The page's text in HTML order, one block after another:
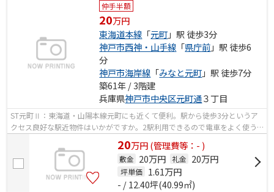
仲手半額
20万円
東海道本線 「元町」駅 徒歩3分
神戸市西神・山手線 「県庁前」駅 徒歩6
分
神戸市海岸線 「みなと元町」駅 徒歩7分
築61年 / 3階建
兵庫県神戸市中央区元町通３丁目
ST元町Ⅱ：東海道・山陽本線元町にも近くて便利。駅から徒歩3分というア
クセス良好な駅近物件はいかがですか。2駅利用できるので電車をよく使う
20万円(管理費等：- )
敷金 20万円 礼金 20万円
坪単価 1.61万円
- / 12.40坪(40.99㎡)